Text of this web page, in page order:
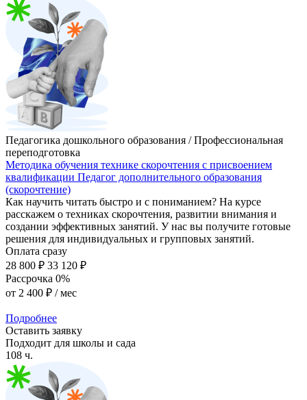
Педагогика дошкольного образования / Профессиональная
переподготовка
Методика обучения технике скорочтения с присвоением
квалификации Педагог дополнительного образования
(скорочтение)
Как научить читать быстро и с пониманием? На курсе
расскажем о техниках скорочтения, развитии внимания и
создании эффективных занятий. У нас вы получите готовые
решения для индивидуальных и групповых занятий.
Оплата сразу
28 800 ₽ 33 120 ₽
Рассрочка 0%
от 2 400 ₽ / мес
Подробнее
Оставить заявку
Подходит для школы и сада
108 ч.